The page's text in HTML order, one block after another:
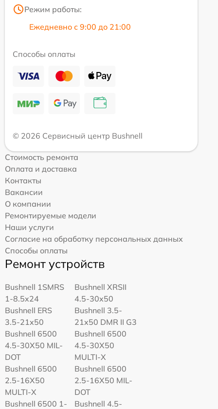
Режим работы:
Ежедневно с 9:00 до 21:00
Способы оплаты
© 2026 Сервисный центр Bushnell
Стоимость ремонта
Оплата и доставка
Контакты
Вакансии
О компании
Ремонтируемые модели
Наши услуги
Согласие на обработку персональных данных
Способы оплаты
Ремонт устройств
Bushnell 1SMRS
1-8.5x24
Bushnell XRSII
4.5-30x50
Bushnell ERS
3.5-21x50
Bushnell 3.5-
21x50 DMR II G3
Bushnell 6500
4.5-30X50 MIL-
DOT
Bushnell 6500
4.5-30X50
MULTI-X
Bushnell 6500
2.5-16X50
MULTI-X
Bushnell 6500
2.5-16X50 MIL-
DOT
Bushnell 6500 1-
Bushnell 4.5-